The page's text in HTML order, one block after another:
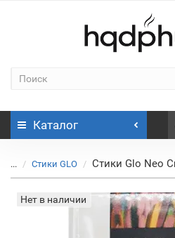
Каталог
... Стики GLO Стики Glo Neo
Нет в наличии